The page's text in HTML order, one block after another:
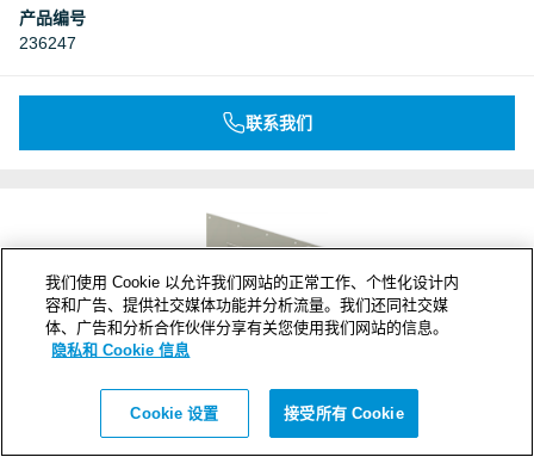
产品编号
236247
联系我们
GH BG 4+4x3 FL100 AISI316 KIT
我们使用 Cookie 以允许我们网站的正常工作、个性化设计内
容和广告、提供社交媒体功能并分析流量。我们还同社交媒
体、广告和分析合作伙伴分享有关您使用我们网站的信息。
隐私和 Cookie 信息
Cookie 设置 接受所有 Cookie